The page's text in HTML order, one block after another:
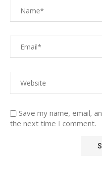
Save my name, email,
the next time I comment.